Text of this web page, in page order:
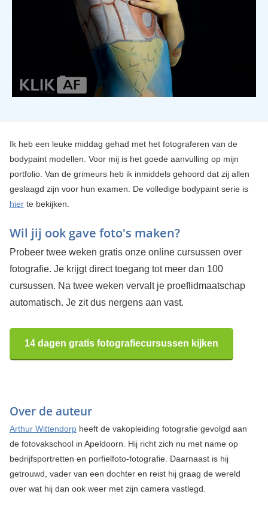
Ik heb een leuke middag gehad met het fotograferen van de
bodypaint modellen. Voor mij is het goede aanvulling op mijn
portfolio. Van de grimeurs heb ik inmiddels gehoord dat zij allen
geslaagd zijn voor hun examen. De volledige bodypaint serie is
hierte bekijken.
Wil jij ook gave foto's maken?
Probeer twee weken gratis onze online cursussen over
fotografie. Je krijgt direct toegang tot meer dan 100
cursussen. Na twee weken vervalt je proeflidmaatschap
automatisch. Je zit dus nergens aan vast.
14 dagen gratis fotografiecursussen kijken
Over de auteur
Arthur Wittendorpheeft de vakopleiding fotografie gevolgd aan
de fotovakschool in Apeldoorn. Hij richt zich nu met name op
bedrijfsportretten en porfielfoto-fotografie. Daarnaast is hij
getrouwd, vader van een dochter en reist hij graag de wereld
over wat hij dan ook weer met zijn camera vastlegd.